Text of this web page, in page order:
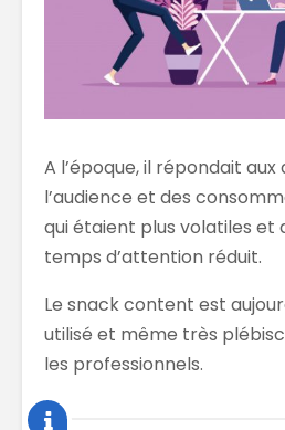
A l’époque, il répondait
l’audience et des
qui étaient plus volatiles et
temps d’attention réduit.
Le snack content est
utilisé et même très
les professionnels.